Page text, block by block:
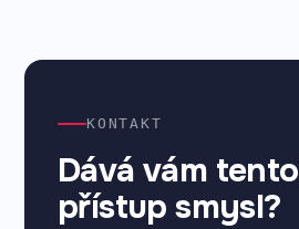
KONTAKT
Dává vám tento
přístup smysl?